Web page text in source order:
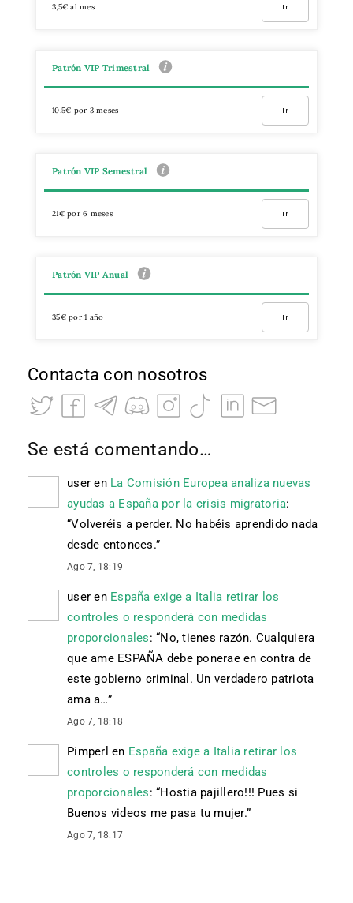
3,5€ al mes Ir
Patrón VIP Trimestral
10,5€ por 3 meses Ir
Patrón VIP Semestral
21€ por 6 meses Ir
Patrón VIP Anual
35€ por 1 año Ir
Contacta con nosotros
Se está comentando…
user en La Comisión Europea analiza nuevas
ayudas a España por la crisis migratoria:
“Volveréis a perder. No habéis aprendido nada
desde entonces.”
Ago 7, 18:19
user en España exige a Italia retirar los
controles o responderá con medidas
proporcionales: “No, tienes razón. Cualquiera
que ame ESPAÑA debe ponerae en contra de
este gobierno criminal. Un verdadero patriota
ama a…”
Ago 7, 18:18
Pimperl en España exige a Italia retirar los
controles o responderá con medidas
proporcionales: “Hostia pajillero!!! Pues si
Buenos videos me pasa tu mujer.”
Ago 7, 18:17